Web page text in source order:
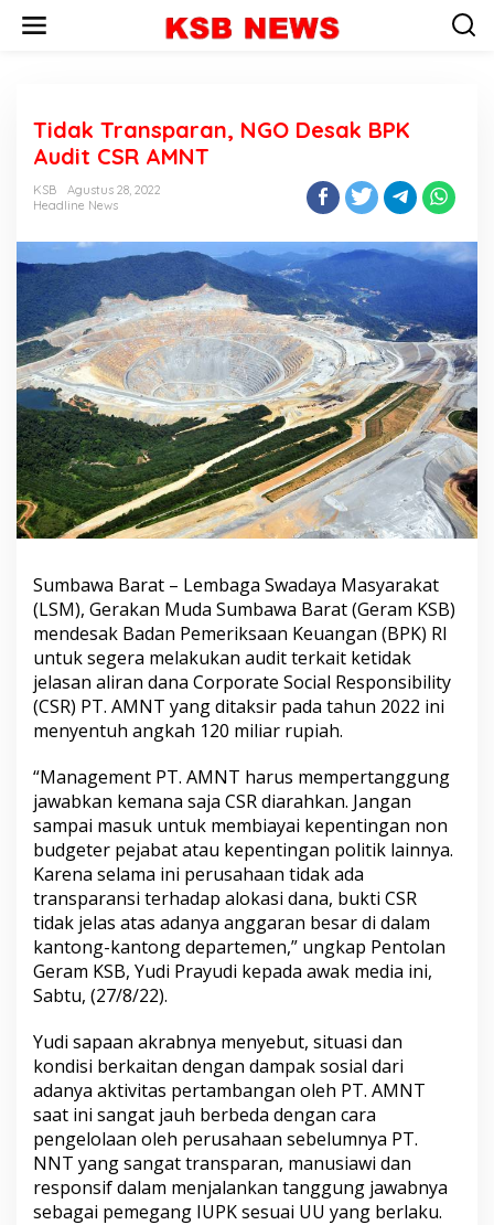
Tidak Transparan, NGO Desak BPK
Audit CSR AMNT
KSB
Agustus 28, 2022
Headline News
Sumbawa Barat – Lembaga Swadaya Masyarakat
(LSM), Gerakan Muda Sumbawa Barat (Geram KSB)
mendesak Badan Pemeriksaan Keuangan (BPK) RI
untuk segera melakukan audit terkait ketidak
jelasan aliran dana Corporate Social Responsibility
(CSR) PT. AMNT yang ditaksir pada tahun 2022 ini
menyentuh angkah 120 miliar rupiah.
“Management PT. AMNT harus mempertanggung
jawabkan kemana saja CSR diarahkan. Jangan
sampai masuk untuk membiayai kepentingan non
budgeter pejabat atau kepentingan politik lainnya.
Karena selama ini perusahaan tidak ada
transparansi terhadap alokasi dana, bukti CSR
tidak jelas atas adanya anggaran besar di dalam
kantong-kantong departemen,” ungkap Pentolan
Geram KSB, Yudi Prayudi kepada awak media ini,
Sabtu, (27/8/22).
Yudi sapaan akrabnya menyebut, situasi dan
kondisi berkaitan dengan dampak sosial dari
adanya aktivitas pertambangan oleh PT. AMNT
saat ini sangat jauh berbeda dengan cara
pengelolaan oleh perusahaan sebelumnya PT.
NNT yang sangat transparan, manusiawi dan
responsif dalam menjalankan tanggung jawabnya
sebagai pemegang IUPK sesuai UU yang berlaku.